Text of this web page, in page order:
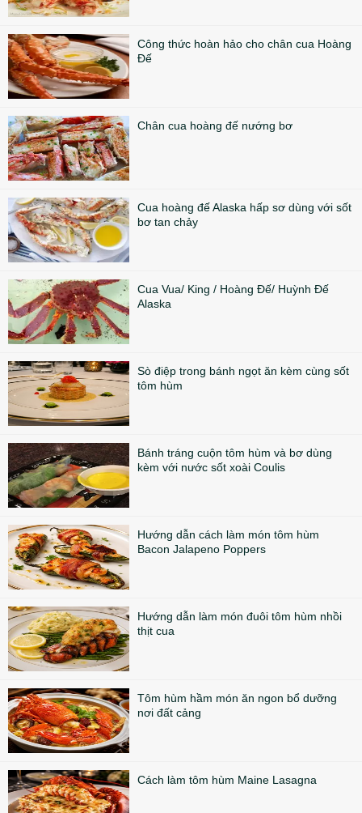
Công thức hoàn hảo cho chân cua Hoàng
Đế
Chân cua hoàng đế nướng bơ
Cua hoàng đế Alaska hấp sơ dùng với sốt
bơ tan chảy
Cua Vua/ King / Hoàng Đế/ Huỳnh Đế
Alaska
Sò điệp trong bánh ngọt ăn kèm cùng sốt
tôm hùm
Bánh tráng cuộn tôm hùm và bơ dùng
kèm với nước sốt xoài Coulis
Hướng dẫn cách làm món tôm hùm
Bacon Jalapeno Poppers
Hướng dẫn làm món đuôi tôm hùm nhồi
thịt cua
Tôm hùm hầm món ăn ngon bổ dưỡng
nơi đất cảng
Cách làm tôm hùm Maine Lasagna